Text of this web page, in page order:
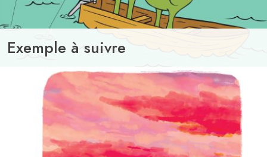
Exemple à suivre